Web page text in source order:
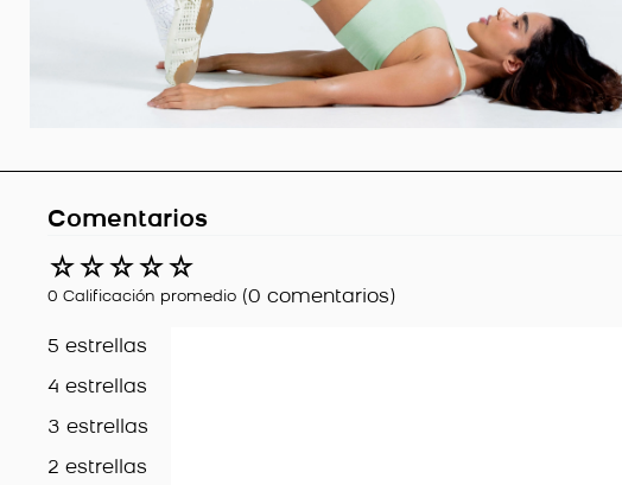
Comentarios
☆☆☆☆☆
0 Calificación promedio (0 comentarios)
5 estrellas
4 estrellas
3 estrellas
2 estrellas